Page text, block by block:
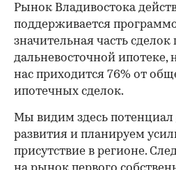
Рынок Владивостока
поддерживается
значительная часть сделок
дальневосточной ипотеке,
нас приходится 76% от
ипотечных сделок.
Мы видим здесь потенциал
развития и планируем
присутствие в регионе.